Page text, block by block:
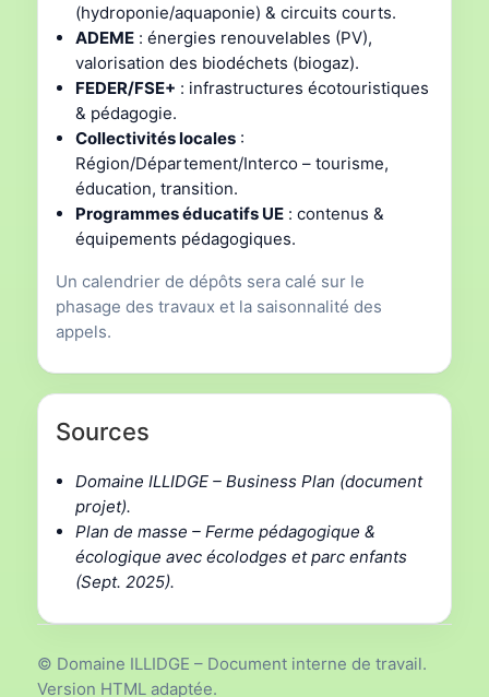
(hydroponie/aquaponie) & circuits courts.
ADEME : énergies renouvelables (PV),
valorisation des biodéchets (biogaz).
FEDER/FSE+ : infrastructures écotouristiques
& pédagogie.
Collectivités locales :
Région/Département/Interco – tourisme,
éducation, transition.
Programmes éducatifs UE : contenus &
équipements pédagogiques.
Un calendrier de dépôts sera calé sur le
phasage des travaux et la saisonnalité des
appels.
Sources
Domaine ILLIDGE – Business Plan (document
projet).
Plan de masse – Ferme pédagogique &
écologique avec écolodges et parc enfants
(Sept. 2025).
© Domaine ILLIDGE – Document interne de travail.
Version HTML adaptée.